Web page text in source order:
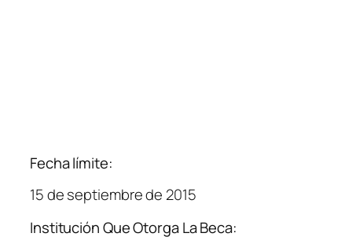
Fecha límite:
15 de septiembre de 2015
Institución Que Otorga La Beca: